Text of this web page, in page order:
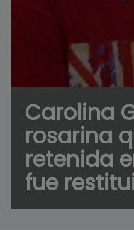
Carolina
rosarina
retenida
fue